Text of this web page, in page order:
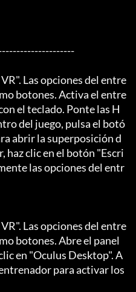
Las opciones del entre
botones. Activa el entre
el teclado. Ponte las H
del juego, pulsa el botó
abrir la superposición d
haz clic en el botón "Escri
las opciones del entr
Las opciones del entre
botones. Abre el panel
en "Oculus Desktop". A
para activar los